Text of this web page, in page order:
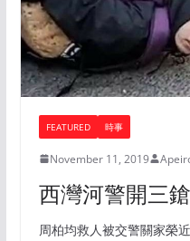
FEATURED 時事
November 11, 2019
西灣河警開三
周柏均救人被交警關家榮